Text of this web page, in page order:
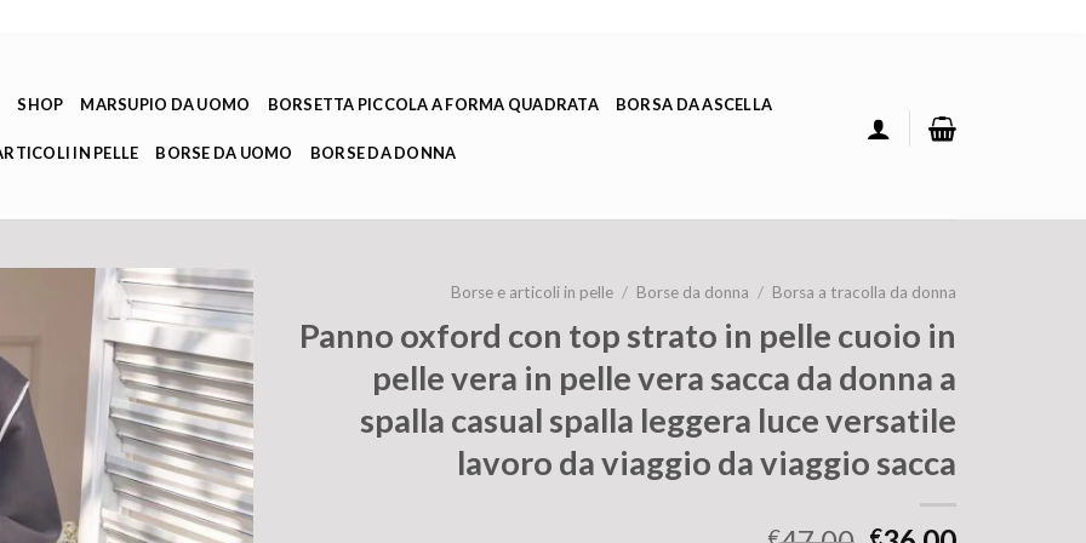
SHOP MARSUPIO DA UOMO BORSETTA PICCOLA A FORMA QUADRATA BORSA DA ASCELLA
IN PELLE BORSE DA UOMO BORSE DA DONNA
Borse e articoli in pelle / Borse da donna / Borsa a tracolla da donna
Panno oxford con top strato in pelle cuoio in
pelle vera in pelle vera sacca da donna a
spalla casual spalla leggera luce versatile
lavoro da viaggio da viaggio sacca
€ €